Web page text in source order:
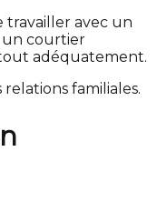
travailler avec un
un courtier
adéquatement.
familiales.